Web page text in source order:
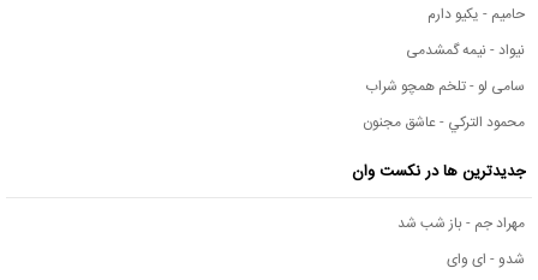
حامیم - یکیو دارم
نیواد - نیمه گمشدمی
سامی لو - تلخم همچو شراب
محمود التركي - عاشق مجنون
جدیدترین ها در نکست وان
مهراد جم - باز شب شد
شدو - ای وای